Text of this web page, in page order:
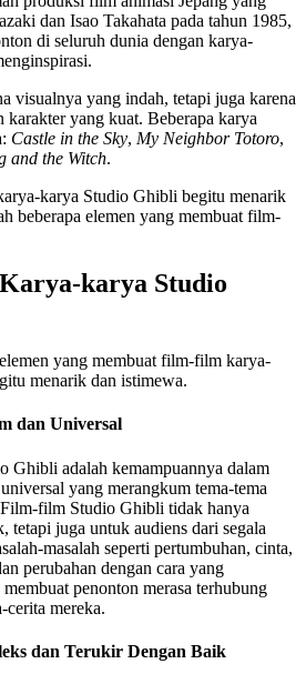
dan Isao Takahata pada tahun 1985,
di seluruh dunia dengan karya-
visualnya yang indah, tetapi juga karena
karakter yang kuat. Beberapa karya
Castle in the Sky, My Neighbor Totoro,
and the Witch.
karya Studio Ghibli begitu menarik
beberapa elemen yang membuat film-
karya Studio
yang membuat film-film karya-
menarik dan istimewa.
dan Universal
Ghibli adalah kemampuannya dalam
yang merangkum tema-tema
film Studio Ghibli tidak hanya
tetapi juga untuk audiens dari segala
masalah seperti pertumbuhan, cinta,
perubahan dengan cara yang
penonton merasa terhubung
cerita mereka.
dan Terukir Dengan Baik